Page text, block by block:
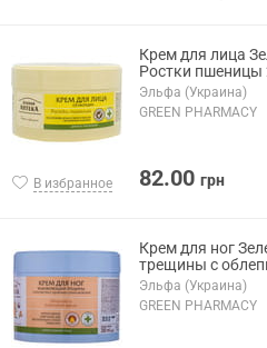
В избранное
Крем для лица
Ростки пшеницы
Эльфа (Украина)
GREEN PHARMACY
82.00 грн
Крем для ног
трещины с
Эльфа (Украина)
GREEN PHARMACY